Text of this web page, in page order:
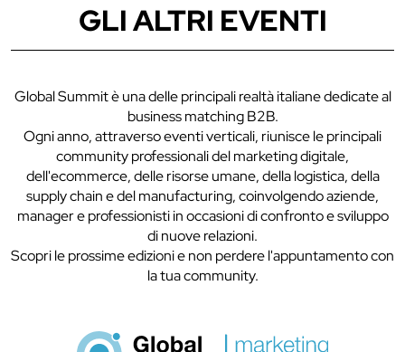
GLI ALTRI EVENTI
Global Summit è una delle principali realtà italiane dedicate al
business matching B2B.
Ogni anno, attraverso eventi verticali, riunisce le principali
community professionali del marketing digitale,
dell'ecommerce, delle risorse umane, della logistica, della
supply chain e del manufacturing, coinvolgendo aziende,
manager e professionisti in occasioni di confronto e sviluppo
di nuove relazioni.
Scopri le prossime edizioni e non perdere l'appuntamento con
la tua community.